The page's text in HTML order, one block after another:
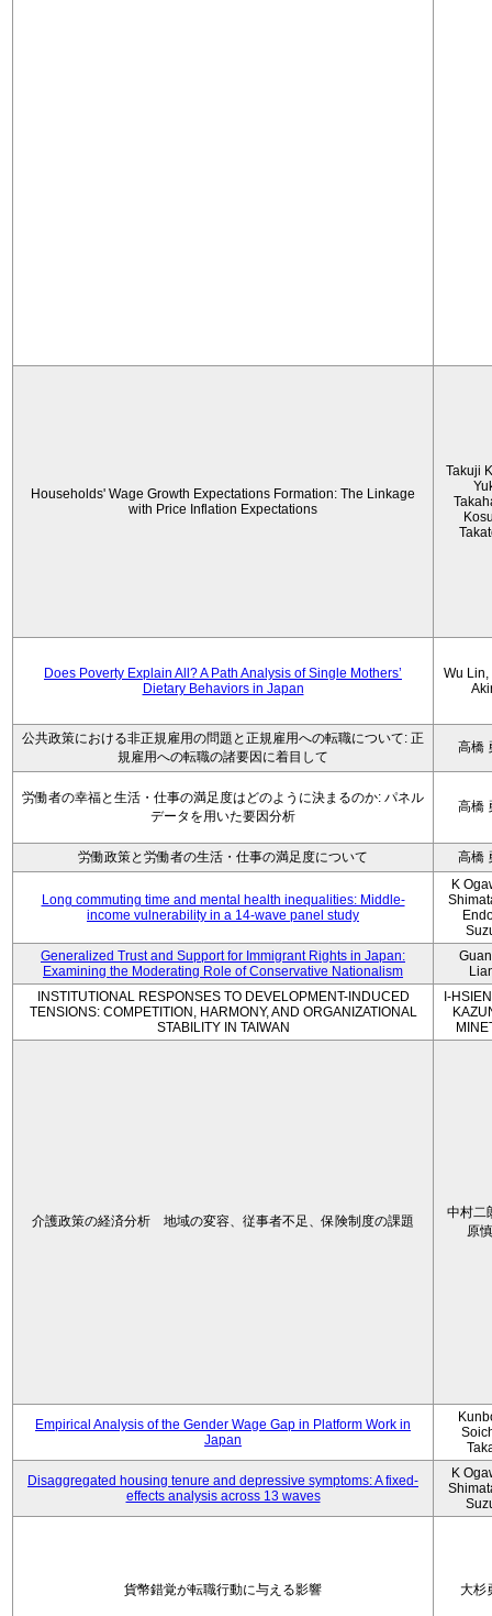
Households' Wage Growth Expectations Formation: The Linkage
with Price Inflation Expectations
Takuji
Does Poverty Explain All? A Path Analysis of Single Mothers’
Dietary Behaviors in Japan
Wu Lin,
公共政策における非正規雇用の問題と正規雇用への転職について: 正
規雇用への転職の諸要因に着目して
高橋
労働者の幸福と生活・仕事の満足度はどのように決まるのか: パネル
データを用いた要因分析
高橋
労働政策と労働者の生活・仕事の満足度について 高橋
Long commuting time and mental health inequalities: Middle-
income vulnerability in a 14-wave panel study
K
Generalized Trust and Support for Immigrant Rights in Japan:
Examining the Moderating Role of Conservative Nationalism
INSTITUTIONAL RESPONSES TO DEVELOPMENT-INDUCED
TENSIONS: COMPETITION, HARMONY, AND ORGANIZATIONAL
STABILITY IN TAIWAN
I-
介護政策の経済分析 地域の変容、従事者不足、保険制度の課題
中村二
原
Empirical Analysis of the Gender Wage Gap in Platform Work in
Japan
Disaggregated housing tenure and depressive symptoms: A fixed-
effects analysis across 13 waves
K
貨幣錯覚が転職行動に与える影響 大杉